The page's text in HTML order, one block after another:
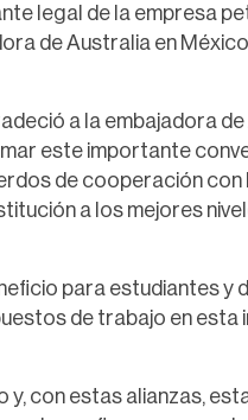
legal de la empresa
de Australia en
a la embajadora
este importante
de cooperación
a los mejores
para estudiantes y
de trabajo en
con estas alianzas,